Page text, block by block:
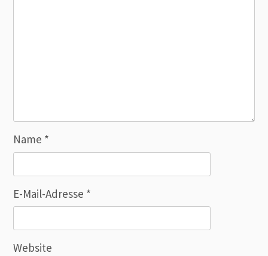
Name *
E-Mail-Adresse *
Website